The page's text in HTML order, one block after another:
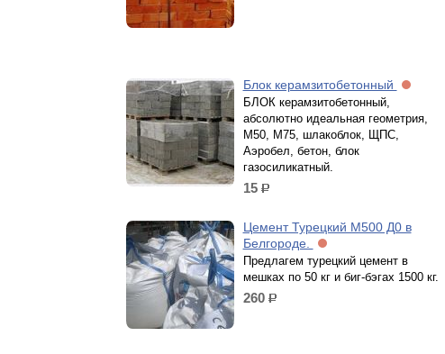
Блок керамзитобетонный
БЛОК керамзитобетонный,
абсолютно идеальная геометрия,
М50, М75, шлакоблок, ЩПС,
Аэробел, бетон, блок
газосиликатный.
15 р.
Цемент Турецкий М500 Д0 в
Белгороде.
Предлагем турецкий цемент в
мешках по 50 кг и биг-бэгах 1500 кг.
260 р.